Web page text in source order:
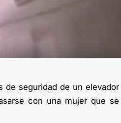
de seguridad de un elevador
con una mujer que se